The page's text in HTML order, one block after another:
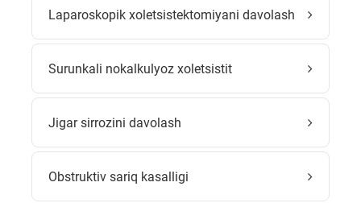
Laparoskopik xoletsistektomiyani davolash
Surunkali nokalkulyoz xoletsistit
Jigar sirrozini davolash
Obstruktiv sariq kasalligi